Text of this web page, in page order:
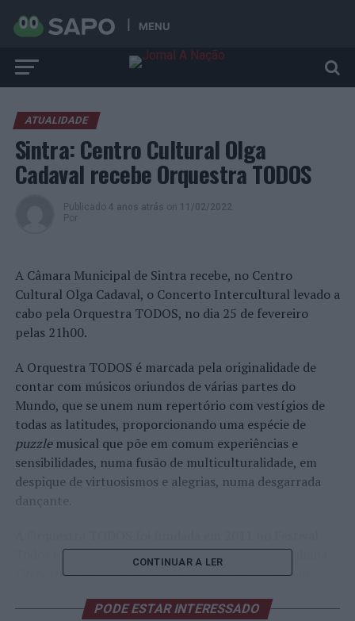
MENU
ATUALIDADE
Sintra: Centro Cultural Olga
Cadaval recebe Orquestra TODOS
Publicado 4 anos atrás on 11/02/2022
Por
A Câmara Municipal de Sintra recebe, no Centro
Cultural Olga Cadaval, o Concerto Intercultural levado a
cabo pela Orquestra TODOS, no dia 25 de fevereiro
pelas 21h00.
A Orquestra TODOS é marcada pela originalidade de
contar com músicos oriundos de várias partes do
Mundo, que se unem num repertório com vestígios de
todas as latitudes, proporcionando uma espécie de
puzzlemusical que põe em comum experiências e
sensibilidades, numa fusão de multiculturalidade, em
despique de virtuosismos e alegrias, numa desgarrada
dançante.
Todos e foi criada à imagem da orquestra-irmã italiana
Orchestra di Piazza Vittorio. Desta “tapeçaria”, com
existe de mais comum, numa fusão rica e intrincada de
CONTINUAR A LER
PODE ESTAR INTERESSADO